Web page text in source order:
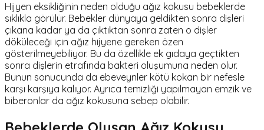
Hijyen eksikliğinin neden olduğu ağız kokusu bebeklerde
sıklıkla görülür. Bebekler dünyaya geldikten sonra dişleri
çıkana kadar ya da çıktıktan sonra zaten o dişler
döküleceği için ağız hijyene gereken özen
gösterilmeyebiliyor. Bu da özellikle ek gıdaya geçtikten
sonra dişlerin etrafında bakteri oluşumuna neden olur.
Bunun sonucunda da ebeveynler kötü kokan bir nefesle
karşı karşıya kalıyor. Ayrıca temizliği yapılmayan emzik ve
biberonlar da ağız kokusuna sebep olabilir.